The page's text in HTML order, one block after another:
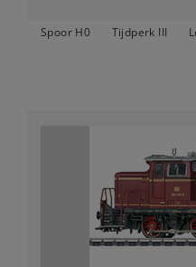
Spoor H0 Tijdperk III